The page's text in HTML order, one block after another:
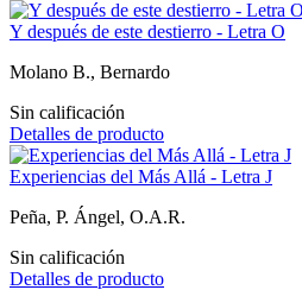
Y después de este destierro - Letra O
Molano B., Bernardo
Sin calificación
Detalles de producto
Experiencias del Más Allá - Letra J
Peña, P. Ángel, O.A.R.
Sin calificación
Detalles de producto